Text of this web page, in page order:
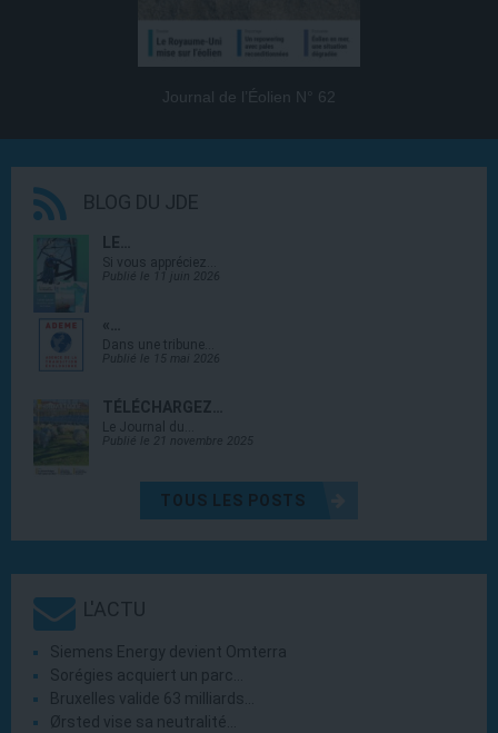
Journal de l’Éolien N° 62
BLOG DU JDE
LE…
Si vous appréciez…
Publié le 11 juin 2026
«…
Dans une tribune…
Publié le 15 mai 2026
TÉLÉCHARGEZ…
Le Journal du…
Publié le 21 novembre 2025
TOUS LES POSTS
L'ACTU
Siemens Energy devient Omterra
Sorégies acquiert un parc…
Bruxelles valide 63 milliards…
Ørsted vise sa neutralité…